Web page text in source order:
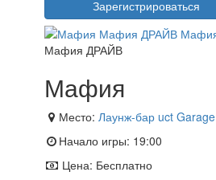
Зарегистрироваться
Мафия ДРАЙВ
Мафия
Место: Лаунж-бар uct Garage
Начало игры: 19:00
Цена: Бесплатно